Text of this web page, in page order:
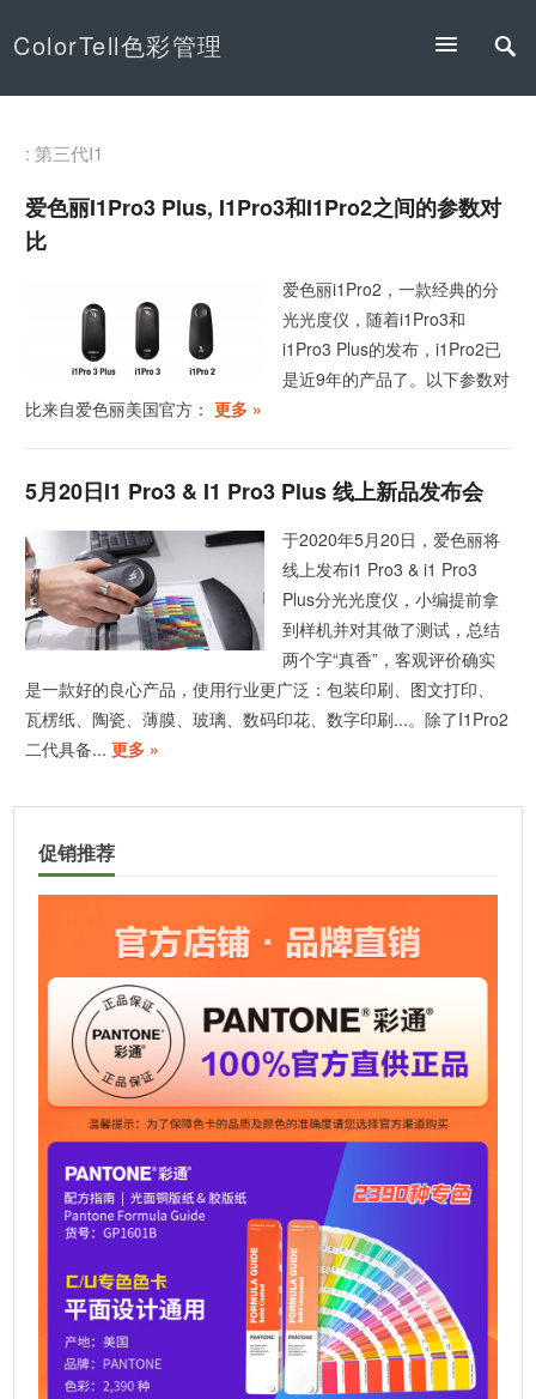
ColorTell色彩管理
: 第三代I1
爱色丽i1Pro3 Plus, I1Pro3和i1Pro2之间的参数对
比
爱色丽i1Pro2，一款经典的分
光光度仪，随着i1Pro3和
i1Pro3 Plus的发布，i1Pro2已
是近9年的产品了。以下参数对
比来自爱色丽美国官方： 更多 »
5月20日i1 Pro3 & I1 Pro3 Plus 线上新品发布会
于2020年5月20日，爱色丽将
线上发布i1 Pro3 & i1 Pro3
Plus分光光度仪，小编提前拿
到样机并对其做了测试，总结
两个字“真香”，客观评价确实
是一款好的良心产品，使用行业更广泛：包装印刷、图文打印、
瓦楞纸、陶瓷、薄膜、玻璃、数码印花、数字印刷...。除了I1Pro2
二代具备...更多 »
促销推荐